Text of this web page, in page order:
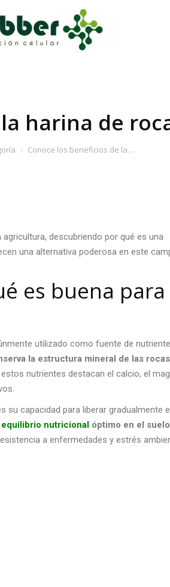
harina de
Conoce los beneficios de la…
agricultura, descubriendo por qué es una
una alternativa poderosa en este
es buena para
utilizado como fuente de
la estructura mineral de las rocas
nutrientes destacan el calcio, el
su capacidad para liberar gradualmente
equilibrio nutricional óptimo en el suelo
a enfermedades y estrés